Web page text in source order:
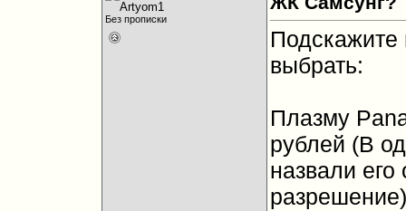
Без прописки
Подскажите
выбрать:
Плазму
рублей (В
назвали
разрешение)